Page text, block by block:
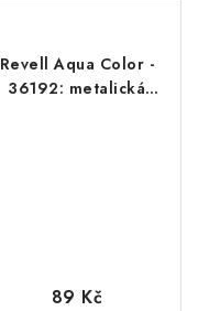
Revell Aqua Color -
36192: metalická
89 Kč